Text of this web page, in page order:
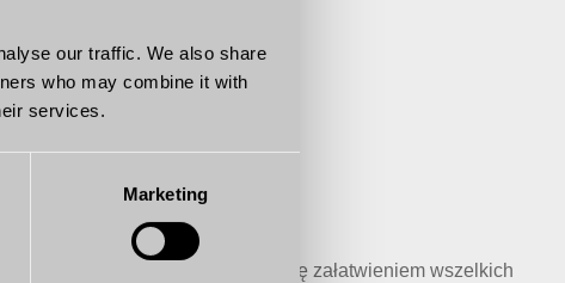
our traffic. We also share
who may combine it with
services.
Marketing
i tylny!
leasingu, a także, zajmiemy się załatwieniem wszelkich